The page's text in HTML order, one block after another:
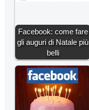
Facebook: come fare
gli auguri di Natale più
belli